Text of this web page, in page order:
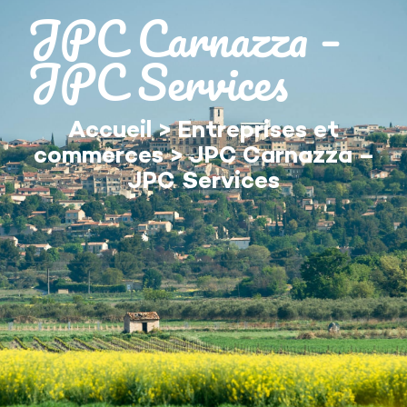
principalJPC Carnazza –
JPC Services
Accueil>Entreprises et
commerces>JPC Carnazza –
JPC Services